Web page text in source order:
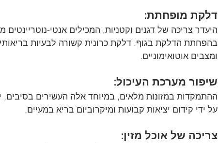
דלקת מופחתת:
היעדר צריכה של דגנים וקטניות, המכילים אנטי-
בהפחתת הדלקת בגוף. דלקת כרונית קשורה לבעיות
ומצבים אוטואימוניים.
שיפור מערכת העיכול:
ההתמקדות במזונות מלאים, במיוחד אלה העשירים בסיבים,
על ידי קידום יציאות קבועות ומיקרוביום בריא במעיים.
צריכה של אוכל מזין: